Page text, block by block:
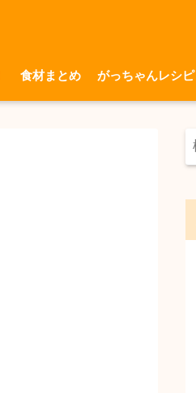
食材まとめ がっちゃんレシピ